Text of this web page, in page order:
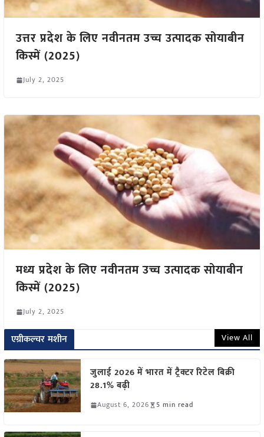
उत्तर प्रदेश के लिए नवीनतम उच्च उत्पादक सोयाबीन
किस्में (2025)
July 2, 2025
मध्य प्रदेश के लिए नवीनतम उच्च उत्पादक सोयाबीन
किस्में (2025)
July 2, 2025
एग्रीकल्चर मशीन View All
जुलाई 2026 में भारत में ट्रैक्टर रिटेल बिक्री
28.1% बढ़ी
August 6, 2026 5 min read